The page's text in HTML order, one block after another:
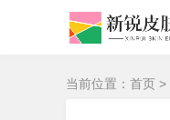
当前位置： 首页 >